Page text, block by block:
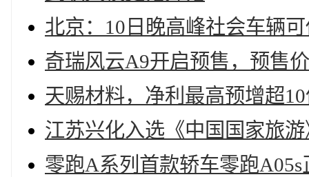
北京：10日晚高峰社会车辆
奇瑞风云A9开启预售，预售
天赐材料，净利最高预增超
江苏兴化入选《中国国家旅
零跑A系列首款轿车零跑A05s